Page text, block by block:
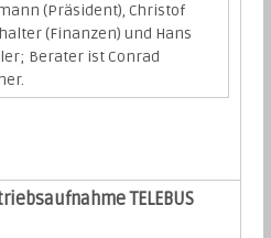
(Präsident), Christof
(Finanzen) und Hans
Berater ist Conrad
TELEBUS